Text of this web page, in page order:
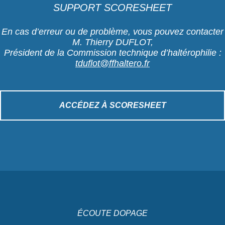
SUPPORT SCORESHEET
En cas d’erreur ou de problème, vous pouvez contacter
M. Thierry DUFLOT,
Président de la Commission technique d’haltérophilie :
tduflot@ffhaltero.fr
ACCÉDEZ À SCORESHEET
ÉCOUTE DOPAGE